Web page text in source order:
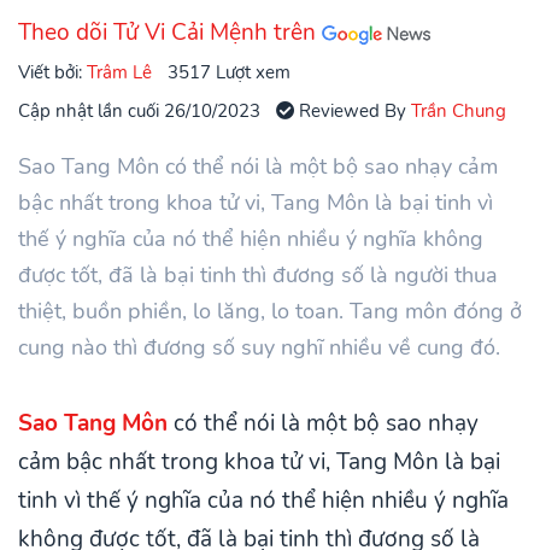
Theo dõi Tử Vi Cải Mệnh trên
Viết bởi:Trâm Lê
3517 Lượt xem
Cập nhật lần cuối 26/10/2023
Reviewed ByTrần Chung
Sao Tang Môn có thể nói là một bộ sao nhạy cảm
bậc nhất trong khoa tử vi, Tang Môn là bại tinh vì
thế ý nghĩa của nó thể hiện nhiều ý nghĩa không
được tốt, đã là bại tinh thì đương số là người thua
thiệt, buồn phiền, lo lăng, lo toan. Tang môn đóng ở
cung nào thì đương số suy nghĩ nhiều về cung đó.
Sao Tang Môn có thể nói là một bộ sao nhạy
cảm bậc nhất trong khoa tử vi, Tang Môn là bại
tinh vì thế ý nghĩa của nó thể hiện nhiều ý nghĩa
không được tốt, đã là bại tinh thì đương số là